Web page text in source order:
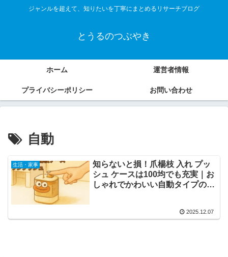
ジャンルを超えて、知りたいを丁寧にまとめるリサーチブログ
とうるのつぶやき
ホーム 運営者情報
プライバシーポリシー お問い合わせ
自動
生活・家事
知らないと損！爪楊枝 入れ プッ
シュ ケースは100均でも充実｜お
しゃれでかわいい自動タイプの選
2025.12.07